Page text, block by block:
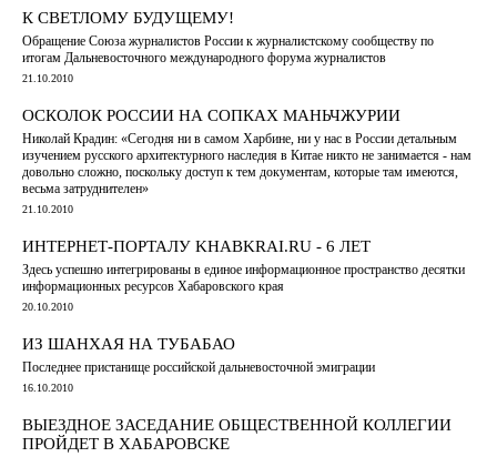
К СВЕТЛОМУ БУДУЩЕМУ!
Обращение Союза журналистов России к журналистскому сообществу по
итогам Дальневосточного международного форума журналистов
21.10.2010
ОСКОЛОК РОССИИ НА СОПКАХ МАНЬЧЖУРИИ
Николай Крадин: «Сегодня ни в самом Харбине, ни у нас в России детальным
изучением русского архитектурного наследия в Китае никто не занимается - нам
довольно сложно, поскольку доступ к тем документам, которые там имеются,
весьма затруднителен»
21.10.2010
ИНТЕРНЕТ-ПОРТАЛУ KHABKRAI.RU - 6 ЛЕТ
Здесь успешно интегрированы в единое информационное пространство десятки
информационных ресурсов Хабаровского края
20.10.2010
ИЗ ШАНХАЯ НА ТУБАБАО
Последнее пристанище российской дальневосточной эмиграции
16.10.2010
ВЫЕЗДНОЕ ЗАСЕДАНИЕ ОБЩЕСТВЕННОЙ КОЛЛЕГИИ
ПРОЙДЕТ В ХАБАРОВСКЕ